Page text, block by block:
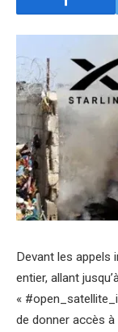
Devant les appels
entier, allant
«
de donner accès à